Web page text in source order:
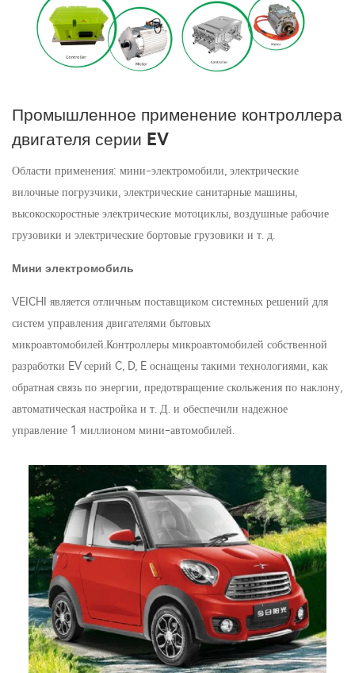
Промышленное применение контроллера
двигателя серии EV
Области применения: мини-электромобили, электрические
вилочные погрузчики, электрические санитарные машины,
высокоскоростные электрические мотоциклы, воздушные рабочие
грузовики и электрические бортовые грузовики и т. д.
Мини электромобиль
VEICHI является отличным поставщиком системных решений для
систем управления двигателями бытовых
микроавтомобилей.Контроллеры микроавтомобилей собственной
разработки EV серий C, D, E оснащены такими технологиями, как
обратная связь по энергии, предотвращение скольжения по наклону,
автоматическая настройка и т. Д. и обеспечили надежное
управление 1 миллионом мини-автомобилей.